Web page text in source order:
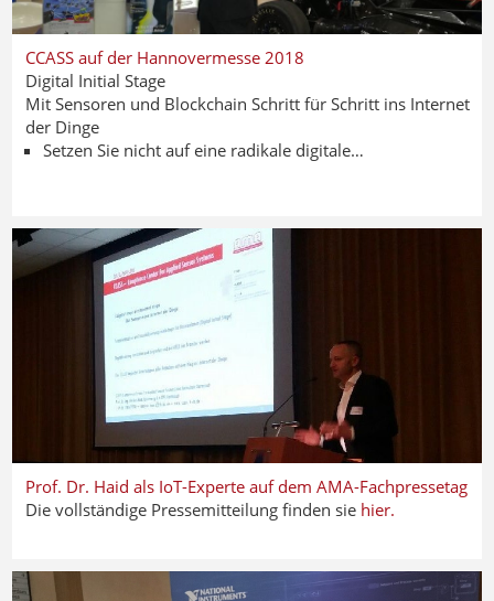
CCASS auf der Hannovermesse 2018
Digital Initial Stage
Mit Sensoren und Blockchain Schritt für Schritt ins Internet
der Dinge
Setzen Sie nicht auf eine radikale digitale…
Prof. Dr. Haid als IoT-Experte auf dem AMA-Fachpressetag
Die vollständige Pressemitteilung finden sie hier.